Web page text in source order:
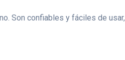
Son confiables y fáciles de usar,